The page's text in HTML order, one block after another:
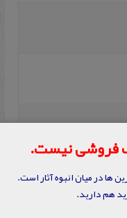
و احمد رضا
فروشی نیست.
ها در میان انبوه آثار است.
هم دارید.